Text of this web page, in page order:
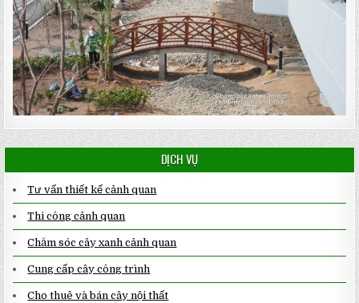
DỊCH VỤ
Tư vấn thiết kế cảnh quan
Thi công cảnh quan
Chăm sóc cây xanh cảnh quan
Cung cấp cây công trình
Cho thuê và bán cây nội thất